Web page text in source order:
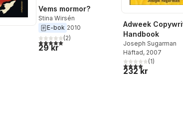
Vems mormor?
Stina Wirsén
E-bok 2010
5,0utav 5 stjärnor. Totalt antal röster:
(2)
29 kr
Adweek
Handbook
Joseph Sugarman
Häftad, 2007
4,0utav 5 stjärnor.
(1)
232 kr